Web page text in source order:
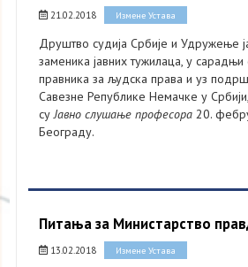
21.02.2018 Измене Устава
Друштво судија Србије и Удружење
заменика јавних тужилаца, у
правника за људска права и уз
Савезне Републике Немачке у
суЈавно слушање професора 20.
Београду.
Питања за Министарство
13.02.2018 Измене Устава